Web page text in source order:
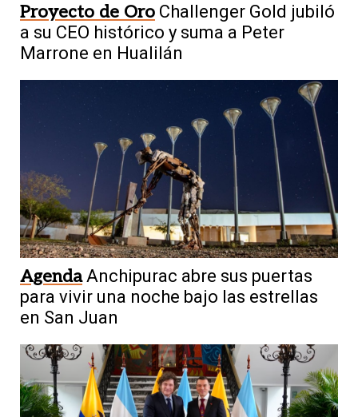
Proyecto de Oro Challenger Gold jubiló
a su CEO histórico y suma a Peter
Marrone en Hualilán
Agenda Anchipurac abre sus puertas
para vivir una noche bajo las estrellas
en San Juan